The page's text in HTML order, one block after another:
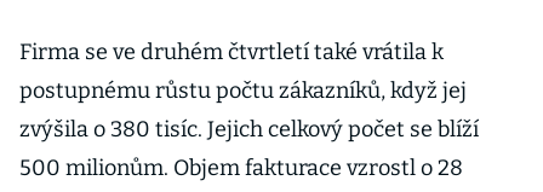
Firma se ve druhém čtvrtletí také vrátila k
postupnému růstu počtu zákazníků, když jej
zvýšila o 380 tisíc. Jejich celkový počet se blíží
500 milionům. Objem fakturace vzrostl o 28